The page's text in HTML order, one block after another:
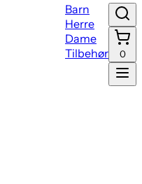
Barn
Herre
Dame
Tilbehør
0